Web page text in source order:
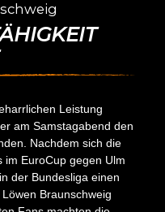
Leistung
am Samstagabend den
Nachdem sich die
im EuroCup gegen Ulm
der Bundesliga einen
Braunschweig